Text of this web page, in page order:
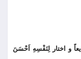
و اختار لِنَفْسِهِ اَحْسَنَ